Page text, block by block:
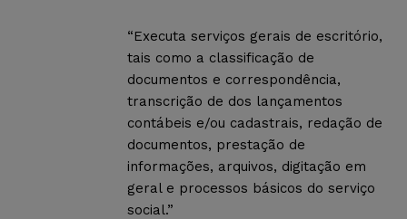
“Executa serviços gerais de escritório,
tais como a classificação de
documentos e correspondência,
transcrição de dos lançamentos
contábeis e/ou cadastrais, redação de
documentos, prestação de
informações, arquivos, digitação em
geral e processos básicos do serviço
social.”